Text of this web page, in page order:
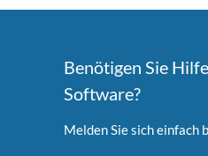
Benötigen Sie
Software?
Melden Sie sich einfach